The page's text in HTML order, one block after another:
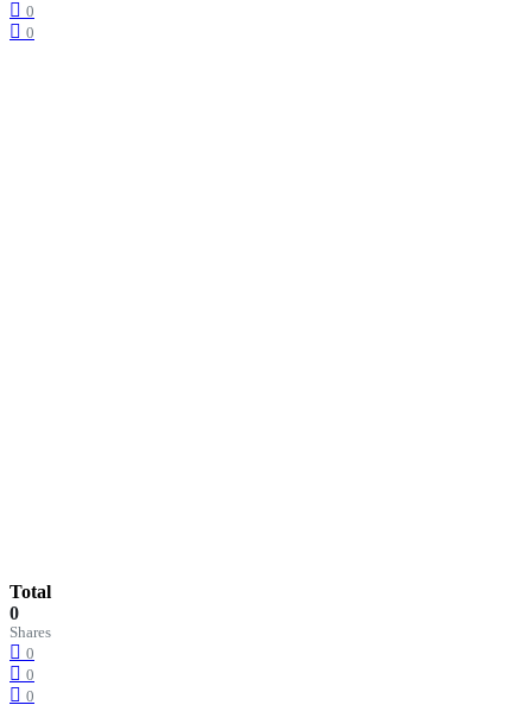
0
0
Total
0
Shares
0
0
0